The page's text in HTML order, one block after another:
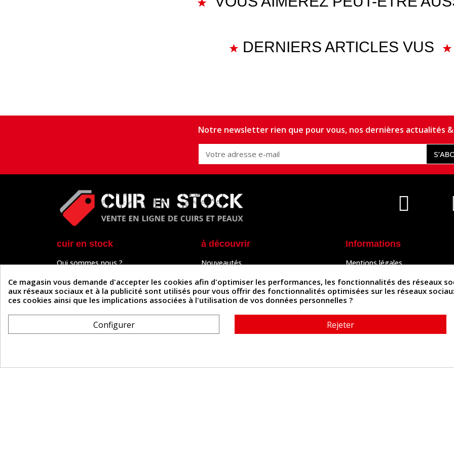
DERNIERS ARTICLES VUS
Notre newsletter rien que pour vous, nos dernières actualités
cuir en stock
Qui sommes nous ?
Paiement sécurisé
Un problème de connexion ?
Frais de livraison
Formulaire de rétractation
à découvrir
Nouveautés
Outils & Accessoires
Tutos
Actualités
Informations
Mentions légales
Politique de confidentialité
Politique des cookies
Contactez-nous
Ce magasin vous demande d'accepter les cookies afin d'optimiser les performances, les fonctionnalités des réseaux
aux réseaux sociaux et à la publicité sont utilisés pour vous offrir des fonctionnalités optimisées sur les réseaux
ces cookies ainsi que les implications associées à l'utilisation de vos données personnelles ?
Configurer Rejeter